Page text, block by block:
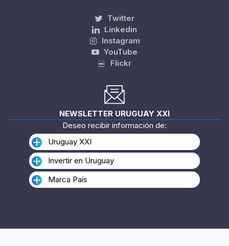
Twitter
Linkedin
Instagram
YouTube
Flickr
NEWSLETTER URUGUAY XXI
Deseo recibir información de:
Uruguay XXI
Invertir en Uruguay
Marca País